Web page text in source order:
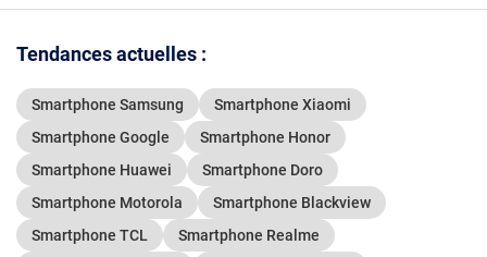
Tendances actuelles :
Smartphone Samsung
Smartphone Xiaomi
Smartphone Google
Smartphone Honor
Smartphone Huawei
Smartphone Doro
Smartphone Motorola
Smartphone Blackview
Smartphone TCL
Smartphone Realme